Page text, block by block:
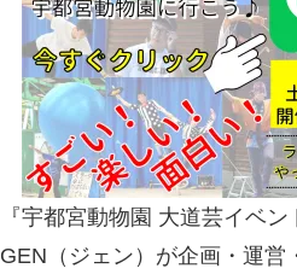
『宇都宮動物園 大道芸イベン
GEN（ジェン）が企画・運営